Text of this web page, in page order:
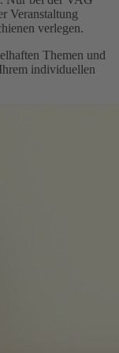
Veranstaltung
verlegen.
Themen und
individuellen